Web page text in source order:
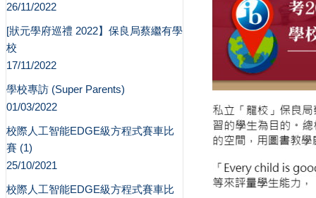
26/11/2022
[狀元學府巡禮 2022】保良局蔡繼有學
校
17/11/2022
學校專訪 (Super Parents)
01/03/2022
校際人工智能EDGE級方程式賽車比
賽 (1)
25/10/2021
校際人工智能EDGE級方程式賽車比